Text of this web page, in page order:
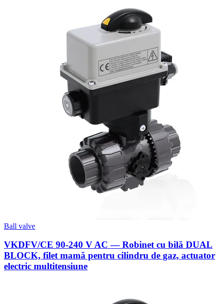
Ball valve
VKDFV/CE 90-240 V AC — Robinet cu bilă DUAL
BLOCK, filet mamă pentru cilindru de gaz, actuator
electric multitensiune